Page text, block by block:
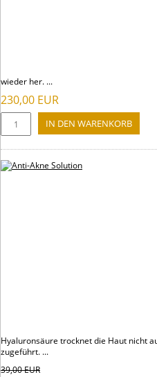
wieder her. ...
230,00 EUR
Hyaluronsäure trocknet die Haut nicht
zugeführt. ...
39,00EUR